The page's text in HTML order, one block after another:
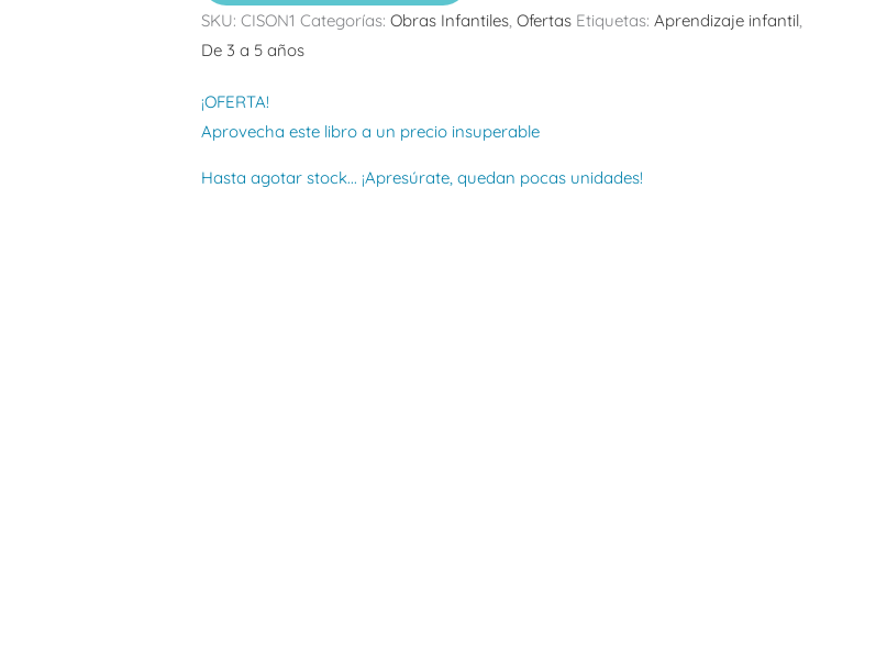
SKU: CISON1 Categorías: Obras Infantiles Ofertas Etiquetas: Aprendizaje infantil
De 3 a 5 años
¡OFERTA!
Aprovecha este libro a un precio insuperable
Hasta agotar stock... ¡Apresúrate, quedan pocas unidades!